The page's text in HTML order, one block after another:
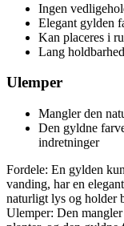
Ingen
Elegant gylden
Kan placeres i
Lang
Ulemper
Mangler den
Den gyldne
indretninger
Fordele: En gylden
vanding, har en
naturligt lys og holder
Ulemper: Den